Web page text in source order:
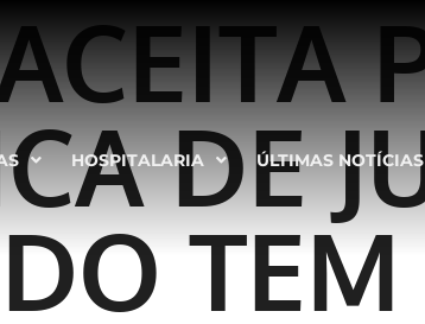
HOSPITALARIA ÚLTIMAS NOTÍCIAS
DE